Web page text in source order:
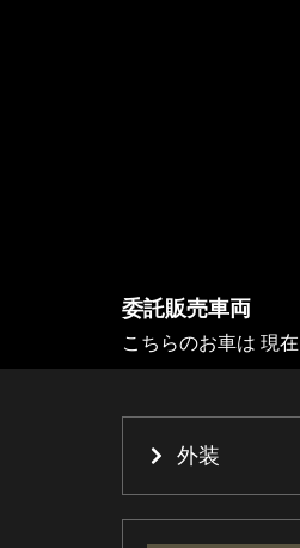
委託販売車両
こちらのお車は 現
外装